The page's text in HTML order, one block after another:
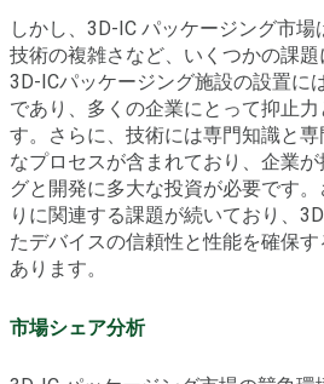
しかし、3D-IC パッケージング市
技術の複雑さなど、いくつかの課題
3D-ICパッケージング施設の設置に
であり、多くの企業にとって抑止
す。さらに、技術には専門知識と
なプロセスが含まれており、企業
グと開発に多大な投資が必要です
りに関連する課題が続いており、
たデバイスの信頼性と性能を確保
あります。
市場シェア分析